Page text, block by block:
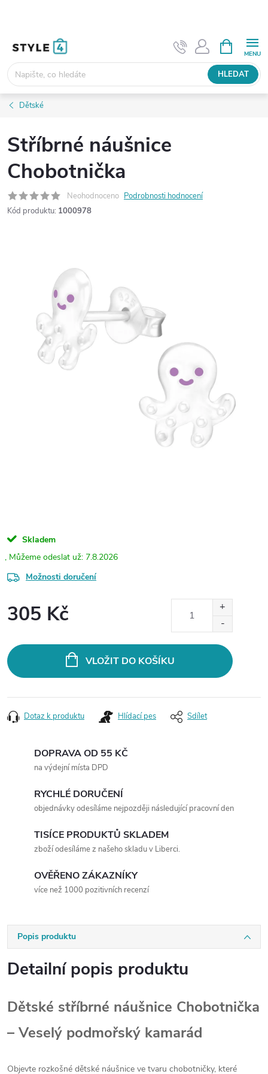
HLEDAT
NÁKUPNÍ
KOŠÍK
Dětské
Stříbrné náušnice
Chobotnička
Neohodnoceno Podrobnosti hodnocení
Kód produktu: 1000978
Skladem
7.8.2026
Možnosti doručení
305 Kč
VLOŽIT DO KOŠÍKU
Dotaz k produktu Hlídací pes Sdílet
DOPRAVA OD 55 KČ
na výdejní místa DPD
RYCHLÉ DORUČENÍ
objednávky odesíláme nejpozději následující pracovní den
TISÍCE PRODUKTŮ SKLADEM
zboží odesíláme z našeho skladu v Liberci.
OVĚŘENO ZÁKAZNÍKY
více než 1000 pozitivních recenzí
Popis produktu
Detailní popis produktu
Dětské stříbrné náušnice Chobotnička
– Veselý podmořský kamarád
Objevte rozkošné dětské náušnice ve tvaru chobotničky, které